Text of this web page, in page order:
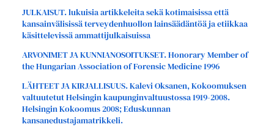
JULKAISUT. lukuisia artikkeleita sekä kotimaisissa että
kansainvälisissä terveydenhuollon lainsäädäntöä ja etiikkaa
käsittelevissä ammattijulkaisuissa
ARVONIMET JA KUNNIANOSOITUKSET. Honorary Member of
the Hungarian Association of Forensic Medicine 1996
LÄHTEET JA KIRJALLISUUS. Kalevi Oksanen, Kokoomuksen
valtuutetut Helsingin kaupunginvaltuustossa 1919-2008.
Helsingin Kokoomus 2008; Eduskunnan
kansanedustajamatrikkeli.